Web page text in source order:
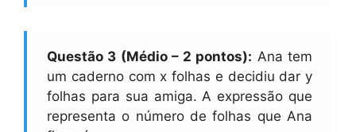
Questão 3 (Médio – 2 pontos): Ana tem
um caderno com x folhas e decidiu dar y
folhas para sua amiga. A expressão que
representa o número de folhas que Ana